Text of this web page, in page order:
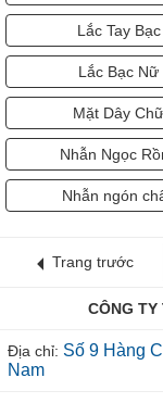
Lắc Tay Bạc
Lắc Bạc Nữ
Mặt Dây Chữ
Nhẫn Ngọc
Nhẫn ngón
Trang trước
CÔNG
Địa chỉ: Số 9 Hàng
Nam